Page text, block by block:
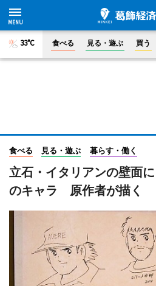
33°C 食べる 見る・遊ぶ 買う
食べる 見る・遊ぶ 暮らす・働く
立石・イタリアンの壁面に
のキャラ 原作者が描く